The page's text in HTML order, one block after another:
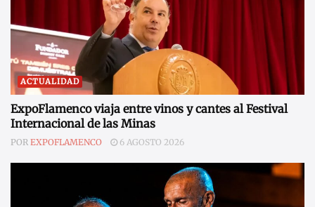
ACTUALIDAD
ExpoFlamenco viaja entre vinos y cantes al Festival
Internacional de las Minas
POR EXPOFLAMENCO 6 AGOSTO 2026